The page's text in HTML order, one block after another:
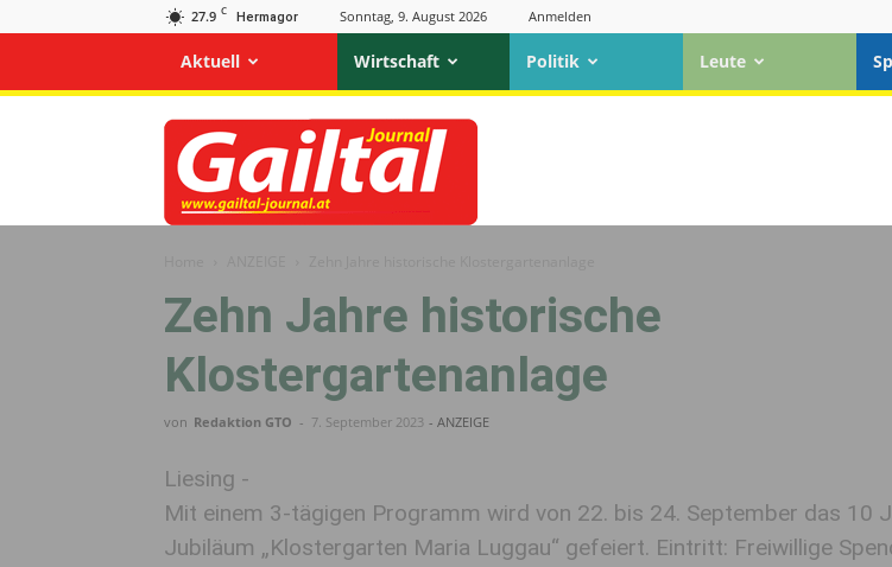
27.9 C Hermagor Sonntag, 9. August 2026 Anmelden
Aktuell Wirtschaft Politik Leute
Gailtal
Journal
Zehn Jahre historische
Klostergartenanlage
von Redaktion GTO - 7. September 2023 - ANZEIGE
Liesing -
Mit einem 3-tägigen Programm wird von 22. bis 24. September das 10
Jubiläum „Klostergarten Maria Luggau“ gefeiert. Eintritt: Freiwillige